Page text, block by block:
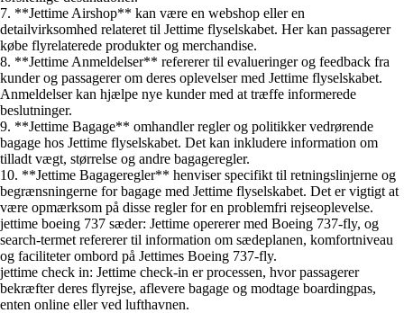
7. **Jettime Airshop** kan være en webshop eller en
detailvirksomhed relateret til Jettime flyselskabet. Her kan passagerer
købe flyrelaterede produkter og merchandise.
8. **Jettime Anmeldelser** refererer til evalueringer og feedback fra
kunder og passagerer om deres oplevelser med Jettime flyselskabet.
Anmeldelser kan hjælpe nye kunder med at træffe informerede
beslutninger.
9. **Jettime Bagage** omhandler regler og politikker vedrørende
bagage hos Jettime flyselskabet. Det kan inkludere information om
tilladt vægt, størrelse og andre bagageregler.
10. **Jettime Bagageregler** henviser specifikt til retningslinjerne og
begrænsningerne for bagage med Jettime flyselskabet. Det er vigtigt at
være opmærksom på disse regler for en problemfri rejseoplevelse.
jettime boeing 737 sæder: Jettime opererer med Boeing 737-fly, og
search-termet refererer til information om sædeplanen, komfortniveau
og faciliteter ombord på Jettimes Boeing 737-fly.
jettime check in: Jettime check-in er processen, hvor passagerer
bekræfter deres flyrejse, aflevere bagage og modtage boardingpas,
enten online eller ved lufthavnen.